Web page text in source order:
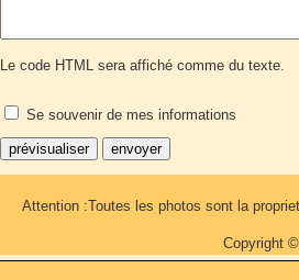
Le code HTML sera affiché comme du texte.
Se souvenir de mes informations
Attention :Toutes les photos sont la
Copyright